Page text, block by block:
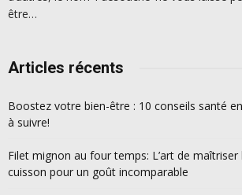
être…
Articles récents
Boostez votre bien-être : 10 conseils santé
à suivre!
Filet mignon au four temps: L’art de maîtriser
cuisson pour un goût incomparable